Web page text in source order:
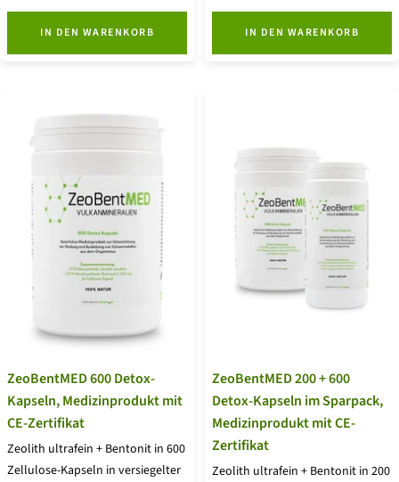
IN DEN WARENKORB IN DEN WARENKORB
ZeoBentMED 600 Detox-
Kapseln, Medizinprodukt mit
CE-Zertifikat
Zeolith ultrafein + Bentonit in 600
Zellulose-Kapseln in versiegelter
ZeoBentMED 200 + 600
Detox-Kapseln im Sparpack,
Medizinprodukt mit CE-
Zertifikat
Zeolith ultrafein + Bentonit in 200